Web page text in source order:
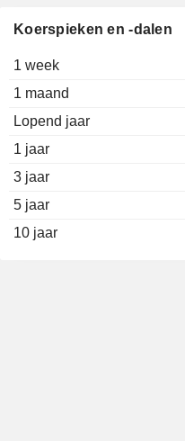
Koerspieken en -dalen
1 week
1 maand
Lopend jaar
1 jaar
3 jaar
5 jaar
10 jaar